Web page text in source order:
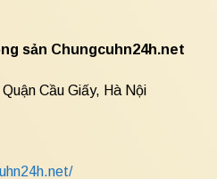
sản Chungcuhn24h.net
Cầu Giấy, Hà Nội